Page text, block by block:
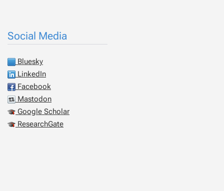
Social Media
Bluesky
LinkedIn
Facebook
Mastodon
Google Scholar
ResearchGate